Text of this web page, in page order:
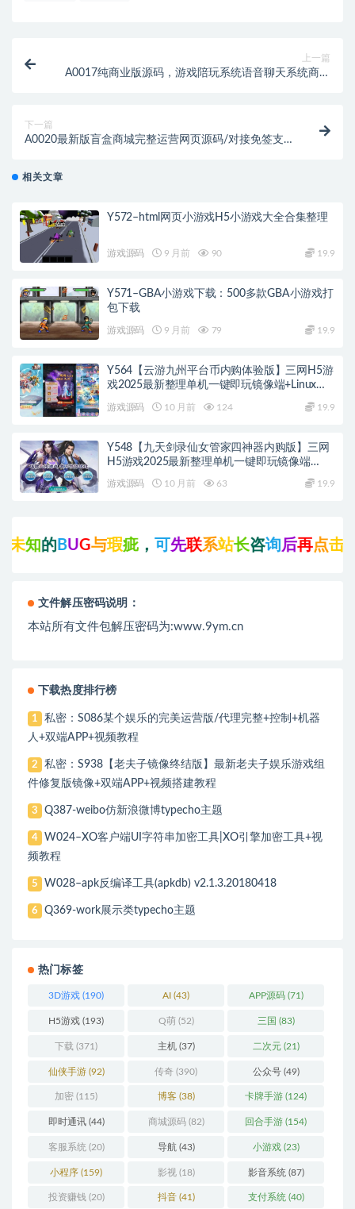
上一篇
A0017纯商业版源码，游戏陪玩系统语音聊天系统商业
下一篇
A0020最新版盲盒商城完整运营网页源码/对接免签支
相关文章
Y572–html网页小游戏H5小游戏大全合集整理
游戏源码 9 月前 90 19.9
Y571–GBA小游戏下载：500多款GBA小游戏打
包下载
游戏源码 9 月前 79 19.9
Y564【云游九州平台币内购体验版】三网H5游
戏2025最新整理单机一键即玩镜像端+Linux手
游戏源码 10 月前 124 19.9
Y548【九天剑录仙女管家四神器内购版】三网
H5游戏2025最新整理单机一键即玩镜像端
+Linux手工服务端+管理后台+GM授权后台+教
程
游戏源码 10 月前 63 19.9
疵，可先联系站长 咨询后再点击支付下载!
文件解压密码说明：
本站所有文件包解压密码为:www.9ym.cn
下载热度排行榜
1
私密：S086某个娱乐的完美运营版/代理完整+控制+机器
人+双端APP+视频教程
2
私密：S938【老夫子镜像终结版】最新老夫子娱乐游戏组
件修复版镜像+双端APP+视频搭建教程
3 Q387-weibo仿新浪微博typecho主题
4
W024–XO客户端UI字符串加密工具|XO引擎加密工具+视
频教程
5 W028–apk反编译工具(apkdb) v2.1.3.20180418
6 Q369-work展示类typecho主题
热门标签
3D游戏 (190) AI (43) APP源码(71)
H5游戏 (193) Q萌(52) 三国 (83)
下载 (371) 主机(37) 二次元(21)
仙侠手游(92) 传奇 (390) 公众号(49)
加密 (115) 博客(38) 卡牌手游 (124)
即时通讯(44) 商城源码(82) 回合手游 (154)
客服系统 (20) 导航(43) 小游戏(23)
小程序 (159) 影视(18) 影音系统 (87)
投资赚钱 (20) 抖音(41) 支付系统 (40)